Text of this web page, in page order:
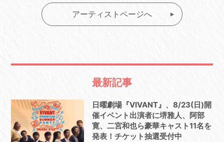
アーティストページへ
最新記事
日曜劇場『VIVANT』、8/23(日)開
催イベント出演者に堺雅人、阿部
寛、二宮和也ら豪華キャスト11名を
発表！チケット抽選受付中